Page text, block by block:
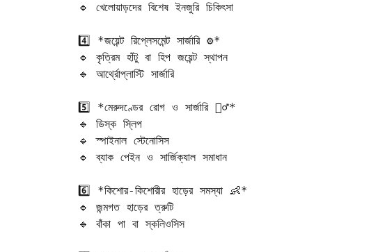
🔹 খেলোয়াড়দের বিশেষ ইনজুরি চিকিৎসা
4️⃣ *জয়েন্ট রিপ্লেসমেন্ট সার্জারি ⚙️*
🔹 কৃত্রিম হাঁটু বা হিপ জয়েন্ট স্থাপন
🔹 আর্থ্রোপ্লাস্টি সার্জারি
5️⃣ *মেরুদণ্ডের রোগ ও সার্জারি 🧍‍♂️*
🔹 ডিস্ক স্লিপ
🔹 স্পাইনাল স্টেনোসিস
🔹 ব্যাক পেইন ও সার্জিক্যাল সমাধান
6️⃣ *কিশোর-কিশোরীর হাড়ের সমস্যা 👶*
🔹 জন্মগত হাড়ের ত্রুটি
🔹 বাঁকা পা বা স্কলিওসিস